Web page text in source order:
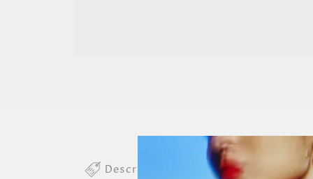
Descripción colección